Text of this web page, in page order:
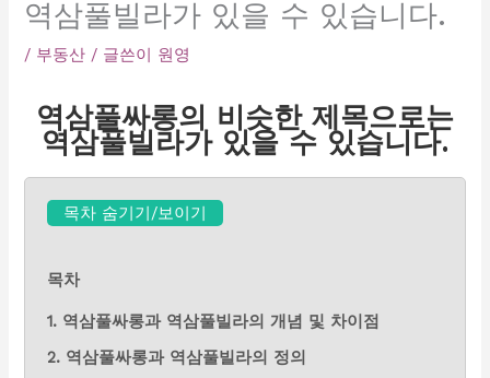
역삼풀빌라가 있을 수 있습니다.
/ 부동산 / 글쓴이 원영
역삼풀싸롱의 비슷한 제목으로는
역삼풀빌라가 있을 수 있습니다.
목차 숨기기/보이기
목차
1. 역삼풀싸롱과 역삼풀빌라의 개념 및 차이점
2. 역삼풀싸롱과 역삼풀빌라의 정의